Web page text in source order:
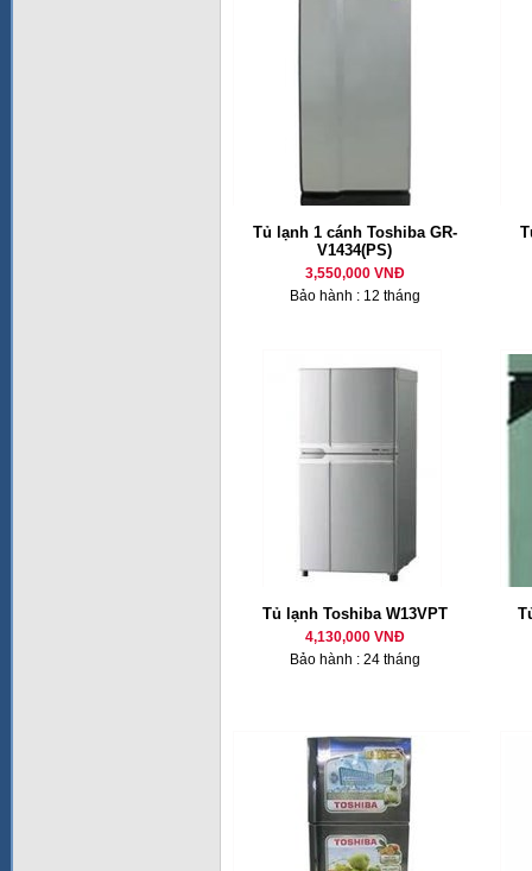
Tủ lạnh 1 cánh Toshiba GR-
V1434(PS)
3,550,000 VNĐ
Bảo hành : 12 tháng
Tủ lạnh Toshiba W13VPT
4,130,000 VNĐ
Bảo hành : 24 tháng